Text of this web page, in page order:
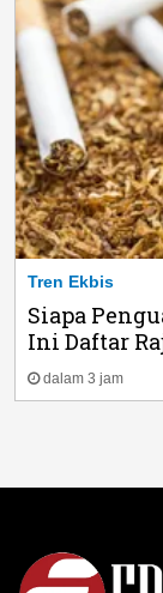
Tren Ekbis
Siapa
Ini Daftar
dalam 3 jam